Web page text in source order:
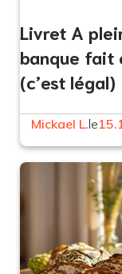
Livret A
banque fait
(c’est légal)
Mickael L.le